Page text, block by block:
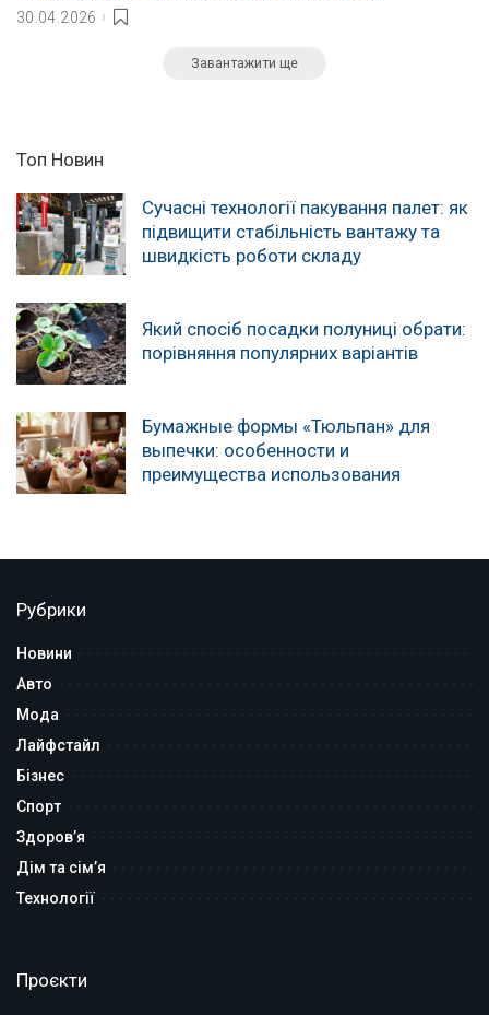
30.04.2026
Завантажити ще
Топ Новин
Сучасні технології пакування палет: як
підвищити стабільність вантажу та
швидкість роботи складу
Який спосіб посадки полуниці обрати:
порівняння популярних варіантів
Бумажные формы «Тюльпан» для
выпечки: особенности и
преимущества использования
Рубрики
Новини
Авто
Мода
Лайфстайл
Бізнес
Спорт
Здоров’я
Дім та сім’я
Технології
Проєкти